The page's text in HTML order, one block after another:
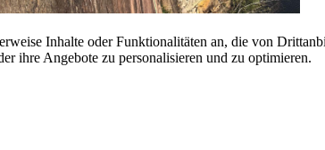
Inhalte oder Funktionalitäten an, die von
ihre Angebote zu personalisieren und zu optimieren.